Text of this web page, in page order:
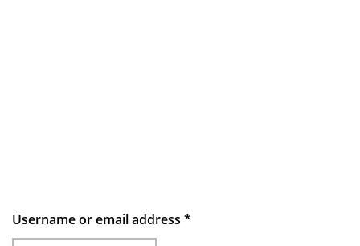
Username or email address *